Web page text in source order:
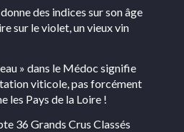
des indices sur son âge
sur le violet, un vieux vin
» dans le Médoc signifie
viticole, pas forcément
les Pays de la Loire !
36 Grands Crus Classés